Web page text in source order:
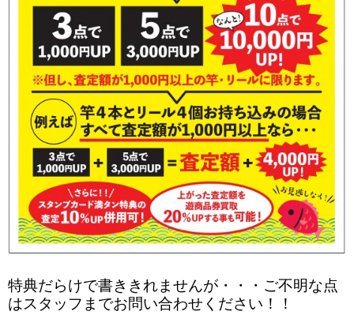
特典だらけで書ききれませんが・・・ご不明な点
はスタッフまでお問い合わせください！！